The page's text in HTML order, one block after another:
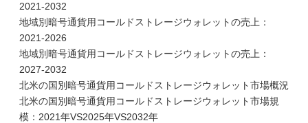
2021-2032
地域別暗号通貨用コールドストレージウォレットの売上：
2021-2026
地域別暗号通貨用コールドストレージウォレットの売上：
2027-2032
北米の国別暗号通貨用コールドストレージウォレット市場概況
北米の国別暗号通貨用コールドストレージウォレット市場規
模：2021年VS2025年VS2032年